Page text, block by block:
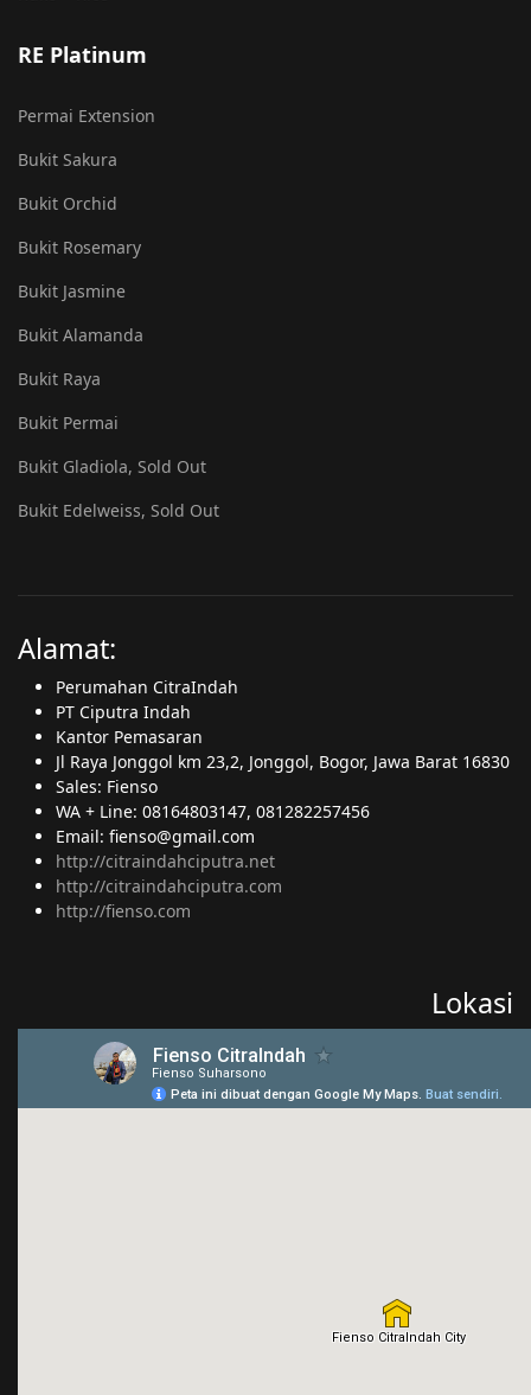
RE Platinum
Permai Extension
Bukit Sakura
Bukit Orchid
Bukit Rosemary
Bukit Jasmine
Bukit Alamanda
Bukit Raya
Bukit Permai
Bukit Gladiola, Sold Out
Bukit Edelweiss, Sold Out
Alamat:
Perumahan CitraIndah
PT Ciputra Indah
Kantor Pemasaran
Jl Raya Jonggol km 23,2, Jonggol, Bogor, Jawa Barat 16830
Sales: Fienso
WA + Line: 08164803147, 081282257456
Email: fienso@gmail.com
http://citraindahciputra.net
http://citraindahciputra.com
http://fienso.com
Lokasi